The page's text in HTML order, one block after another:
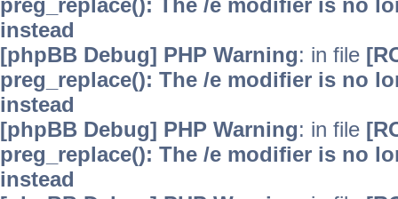
preg_replace(): The /e modifier is no
instead
[phpBB Debug] PHP Warning: in file
preg_replace(): The /e modifier is no
instead
[phpBB Debug] PHP Warning: in file
preg_replace(): The /e modifier is no
instead